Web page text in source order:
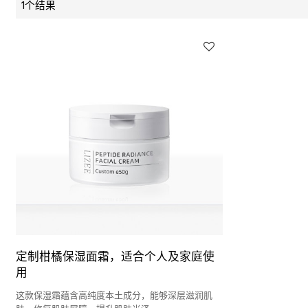
1个结果
定制柑橘保湿面霜，适合个人及家庭使
用
这款保湿霜蕴含高纯度本土成分，能够深层滋润肌